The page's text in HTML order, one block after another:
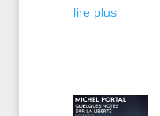
lire plus